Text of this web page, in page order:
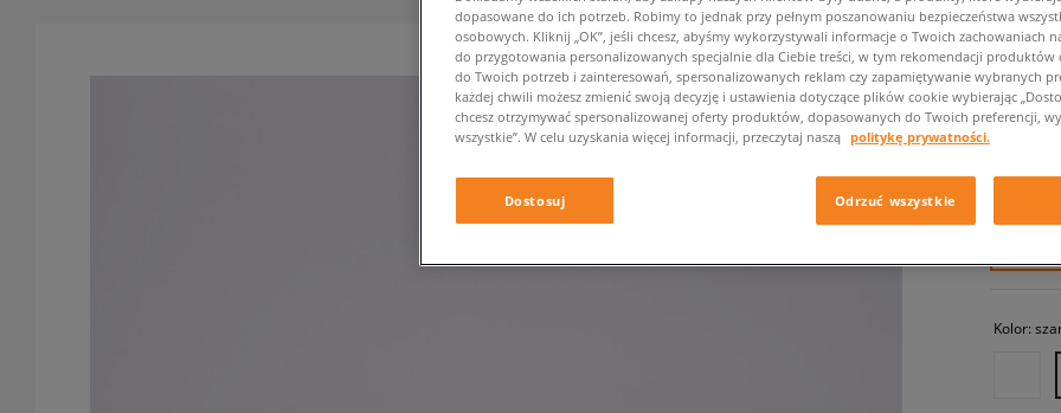
NIKE
damskie,
Kolor:
dopasowane do ich potrzeb. Robimy to jednak przy pełnym poszanowaniu bezpieczeństwa
osobowych. Kliknij „OK”, jeśli chcesz, abyśmy wykorzystywali informacje o Twoich zachowaniach
do przygotowania personalizowanych specjalnie dla Ciebie treści, w tym rekomendacji produktów
do Twoich potrzeb i zainteresowań, spersonalizowanych reklam czy zapamiętywanie wybranych
każdej chwili możesz zmienić swoją decyzję i ustawienia dotyczące plików cookie wybierając
chcesz otrzymywać spersonalizowanej oferty produktów, dopasowanych do Twoich preferencji,
wszystkie”. W celu uzyskania więcej informacji, przeczytaj naszą politykę prywatności.
Dostosuj Odrzuć wszystkie